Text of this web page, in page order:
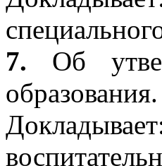
7. Об
образования.